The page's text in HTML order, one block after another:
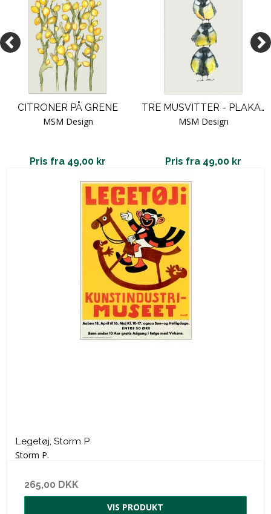
CITRONER PÅ GRENE
MSM Design
Pris fra 49,00 kr
TRE MUSVITTER - PLAKAT MED DYR
MSM Design
Pris fra 49,00 kr
Legetøj, Storm P
Storm P.
265,00 DKK
VIS PRODUKT